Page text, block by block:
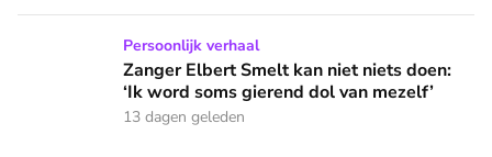
Zanger Elbert Smelt kan niet niets doen: ‘Ik word soms
Persoonlijk verhaal
Zanger Elbert Smelt kan niet niets doen:
‘Ik word soms gierend dol van mezelf’
13 dagen geleden